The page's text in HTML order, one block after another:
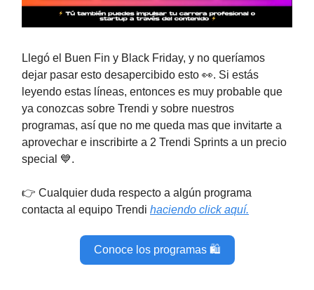
Llegó el Buen Fin y Black Friday, y no queríamos
dejar pasar esto desapercibido esto 👀. Si estás
leyendo estas líneas, entonces es muy probable que
ya conozcas sobre Trendi y sobre nuestros
programas, así que no me queda mas que invitarte a
aprovechar e inscribirte a 2 Trendi Sprints a un precio
special 💙.
👉 Cualquier duda respecto a algún programa
contacta al equipo Trendi haciendo click aquí.
Conoce los programas 🛍️